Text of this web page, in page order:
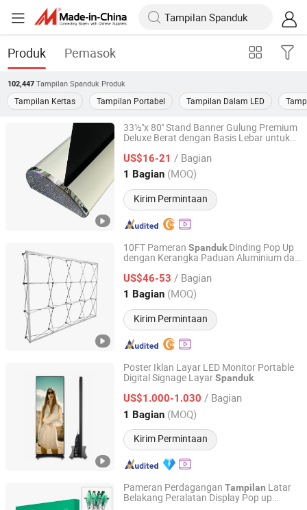
Produk Pemasok
102,447 Tampilan Spanduk Produk
Tampilan Kertas Tampilan Portabel Tampilan Dalam LED
33½''x 80'' Stand Banner Gulung Premium
Deluxe Berat dengan Basis Lebar untuk
(Stand
US$16-21 / Bagian
1 Bagian (MOQ)
Kirim Permintaan
Shanghai Soki Display Manufacture Co., Ltd.
Shanghai, China Harga mulai 2019
10FT Pameran SpandukDinding Pop Up
dengan Kerangka Paduan Aluminium dan
US$46-53 / Bagian
1 Bagian (MOQ)
Kirim Permintaan
Shanghai Soki Display Manufacture Co., Ltd.
Shanghai, China Harga mulai 2019
Poster Iklan Layar LED Monitor Portable
Digital Signage LayarSpanduk
US$1.000-1.030 / Bagian
1 Bagian (MOQ)
Kirim Permintaan
Shenzhen SandsLED Photoelectric Technology Co., Ltd.
Guangdong, China Harga mulai 2022
Pameran Perdagangan Tampilan Latar
Belakang Peralatan Display Pop up
Shanghai Soki Display Manufacture Co., Ltd.